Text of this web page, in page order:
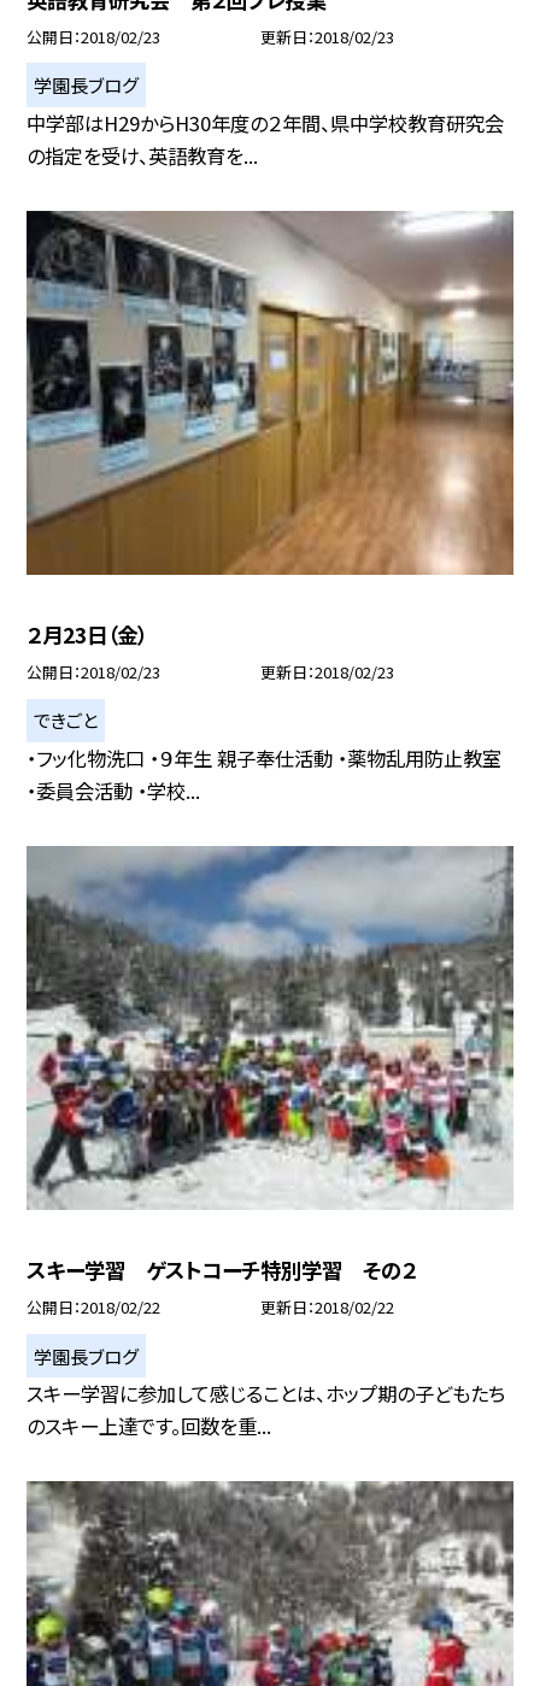
公開日 2018/02/23 更新日 2018/02/23
学園長ブログ
中学部はH29からH30年度の２年間、県中学校教育研究会
の指定を受け、英語教育を...
２月23日（金）
公開日 2018/02/23 更新日 2018/02/23
できごと
・フッ化物洗口 ・９年生 親子奉仕活動 ・薬物乱用防止教室
・委員会活動 ・学校...
スキー学習 ゲストコーチ特別学習 その２
公開日 2018/02/22 更新日 2018/02/22
学園長ブログ
スキー学習に参加して感じることは、ホップ期の子どもたち
のスキー上達です。回数を重...